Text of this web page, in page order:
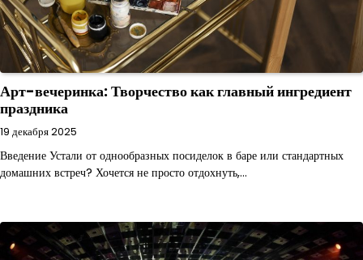
Арт-вечеринка: Творчество как главный ингредиент
праздника
19 декабря 2025
Введение Устали от однообразных посиделок в баре или стандартных
домашних встреч? Хочется не просто отдохнуть,…